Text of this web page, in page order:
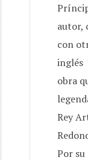
autor,
con
inglés
obra
Rey
Por